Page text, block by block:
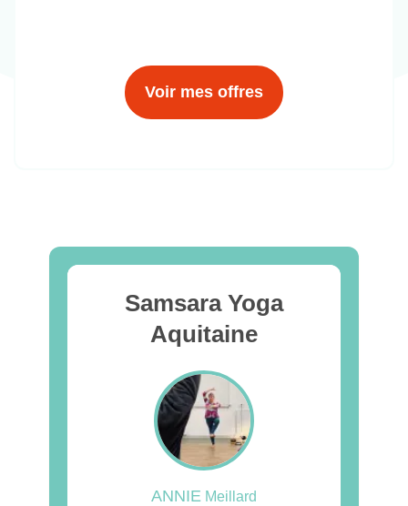
Voir mes offres
Samsara Yoga
Aquitaine
ANNIE Meillard